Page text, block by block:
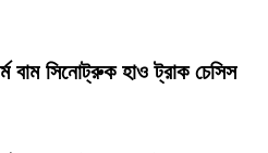
সিনোট্রুক হাও ট্রাক চেসিস